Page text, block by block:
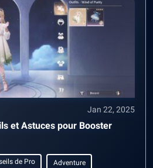
Jan 22, 2025
et Astuces pour Booster
de Pro Adventure